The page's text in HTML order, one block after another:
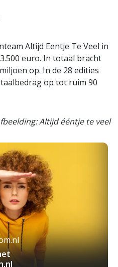
Altijd Eentje Te Veel in
euro. In totaal bracht
op. In de 28 edities
op tot ruim 90
Altijd ééntje te veel